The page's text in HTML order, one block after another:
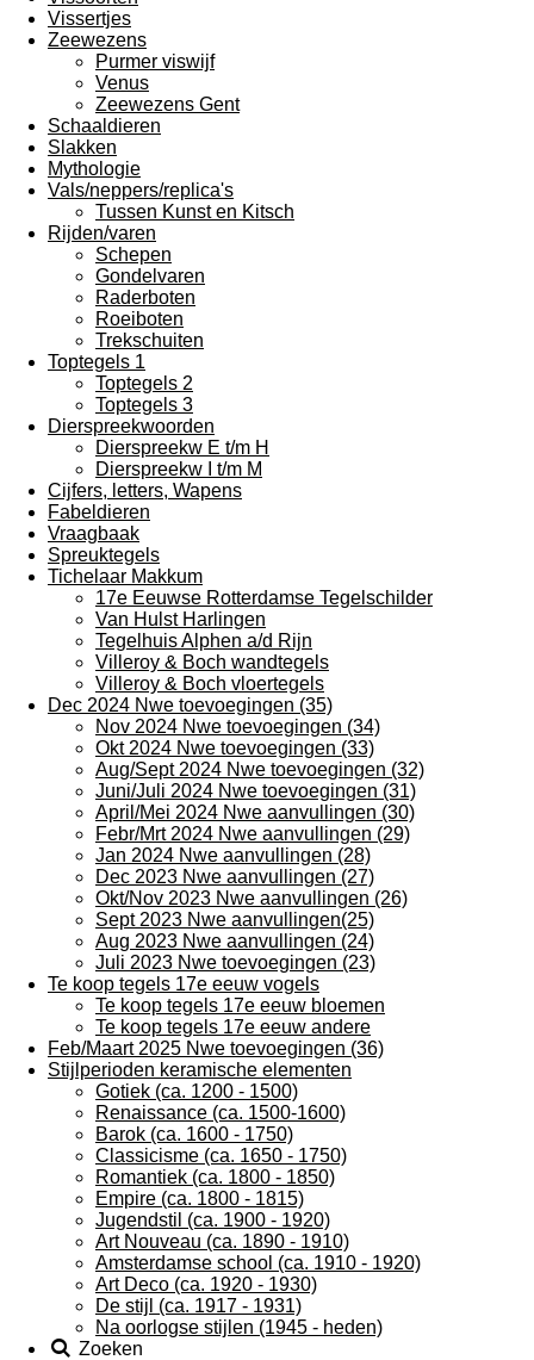
Vissertjes
Zeewezens
Purmer viswijf
Venus
Zeewezens Gent
Schaaldieren
Slakken
Mythologie
Vals/neppers/replica's
Tussen Kunst en Kitsch
Rijden/varen
Schepen
Gondelvaren
Raderboten
Roeiboten
Trekschuiten
Toptegels 1
Toptegels 2
Toptegels 3
Dierspreekwoorden
Dierspreekw E t/m H
Dierspreekw I t/m M
Cijfers, letters, Wapens
Fabeldieren
Vraagbaak
Spreuktegels
Tichelaar Makkum
17e Eeuwse Rotterdamse Tegelschilder
Van Hulst Harlingen
Tegelhuis Alphen a/d Rijn
Villeroy & Boch wandtegels
Villeroy & Boch vloertegels
Dec 2024 Nwe toevoegingen (35)
Nov 2024 Nwe toevoegingen (34)
Okt 2024 Nwe toevoegingen (33)
Aug/Sept 2024 Nwe toevoegingen (32)
Juni/Juli 2024 Nwe toevoegingen (31)
April/Mei 2024 Nwe aanvullingen (30)
Febr/Mrt 2024 Nwe aanvullingen (29)
Jan 2024 Nwe aanvullingen (28)
Dec 2023 Nwe aanvullingen (27)
Okt/Nov 2023 Nwe aanvullingen (26)
Sept 2023 Nwe aanvullingen(25)
Aug 2023 Nwe aanvullingen (24)
Juli 2023 Nwe toevoegingen (23)
Te koop tegels 17e eeuw vogels
Te koop tegels 17e eeuw bloemen
Te koop tegels 17e eeuw andere
Feb/Maart 2025 Nwe toevoegingen (36)
Stijlperioden keramische elementen
Gotiek (ca. 1200 - 1500)
Renaissance (ca. 1500-1600)
Barok (ca. 1600 - 1750)
Classicisme (ca. 1650 - 1750)
Romantiek (ca. 1800 - 1850)
Empire (ca. 1800 - 1815)
Jugendstil (ca. 1900 - 1920)
Art Nouveau (ca. 1890 - 1910)
Amsterdamse school (ca. 1910 - 1920)
Art Deco (ca. 1920 - 1930)
De stijl (ca. 1917 - 1931)
Na oorlogse stijlen (1945 - heden)
Zoeken